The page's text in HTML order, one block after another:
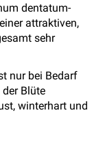
dentatum-
attraktiven,
sehr
nur bei Bedarf
Blüte
winterhart und